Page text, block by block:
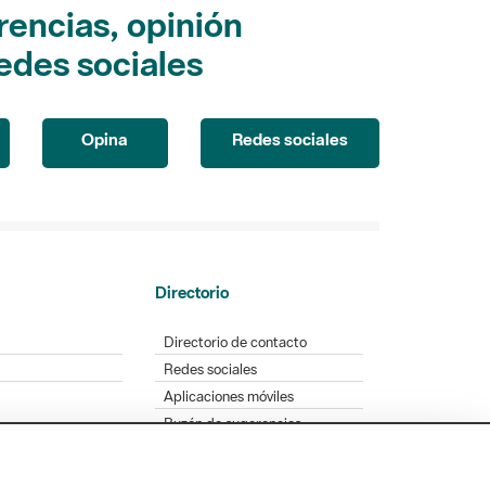
opinión
sociales
Opina Redes sociales
Directorio
Directorio de contacto
Redes sociales
Aplicaciones móviles
Buzón de sugerencias